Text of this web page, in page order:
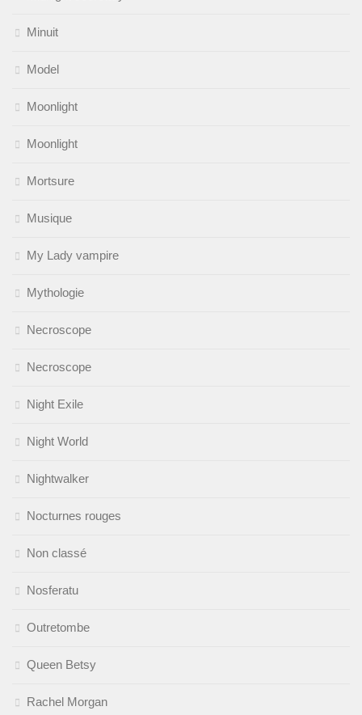
Minuit
Model
Moonlight
Moonlight
Mortsure
Musique
My Lady vampire
Mythologie
Necroscope
Necroscope
Night Exile
Night World
Nightwalker
Nocturnes rouges
Non classé
Nosferatu
Outretombe
Queen Betsy
Rachel Morgan